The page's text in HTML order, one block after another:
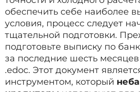
обеспечить себе наиболее
условия, процесс следует
тщательной подготовки.
подготовьте выписку по
за последние шесть
.edoc. Этот документ
инструментом, который